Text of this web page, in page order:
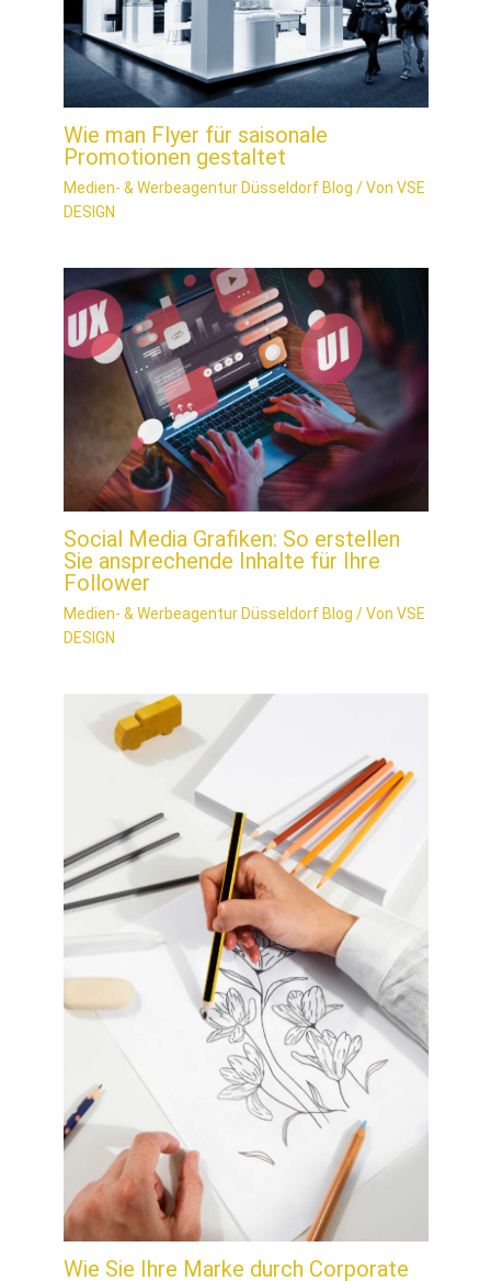
Wie man Flyer für saisonale
Promotionen gestaltet
Medien- & Werbeagentur Düsseldorf Blog / Von VSE
DESIGN
Social Media Grafiken: So erstellen
Sie ansprechende Inhalte für Ihre
Follower
Medien- & Werbeagentur Düsseldorf Blog / Von VSE
DESIGN
Wie Sie Ihre Marke durch Corporate